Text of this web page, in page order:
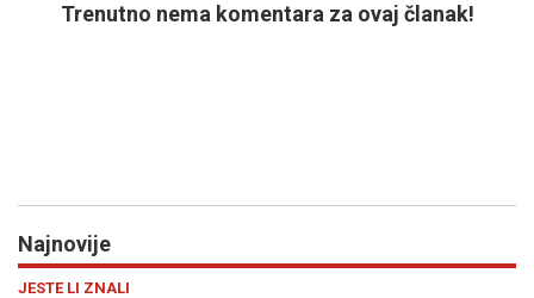
Trenutno nema komentara za ovaj članak!
Najnovije
ZABAVA